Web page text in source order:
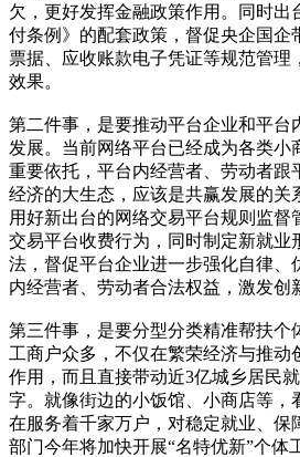
欠，更好发挥金融政策作用。同时出
付条例》的配套政策，督促央企国企
票据、应收账款电子凭证等规范管理
效果。
第二件事，是要推动平台企业和平台
发展。当前网络平台已经成为各类小
重要依托，平台内经营者、劳动者跟
经济的大生态，应该是共赢发展的关
用好新出台的网络交易平台规则监督
交易平台收费行为，同时制定新就业
法，督促平台企业进一步强化自律、
内经营者、劳动者合法权益，激发创
第三件事，是要分型分类精准帮扶个
工商户众多，不仅在繁荣经济与推动
作用，而且直接带动近3亿城乡居民
字。就像街边的小饭馆、小商店等，
在服务着千家万户，对稳定就业、保
部门今年将加快开展“名特优新”个体